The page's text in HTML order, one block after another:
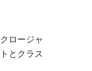
ロージャ
とクラス